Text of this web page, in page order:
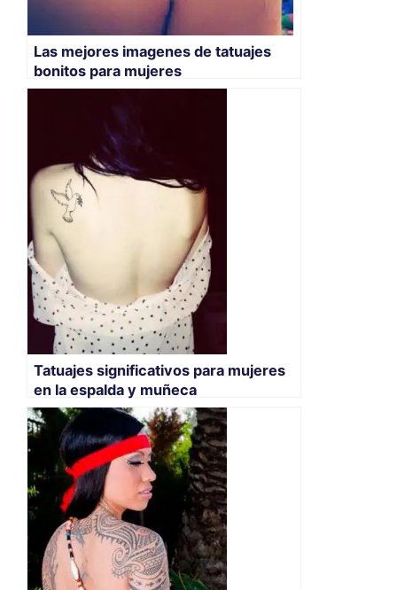
Las mejores imagenes de tatuajes
bonitos para mujeres
Tatuajes significativos para mujeres
en la espalda y muñeca